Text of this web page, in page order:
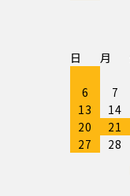
日
月
6
7
13
14
20
21
27
28